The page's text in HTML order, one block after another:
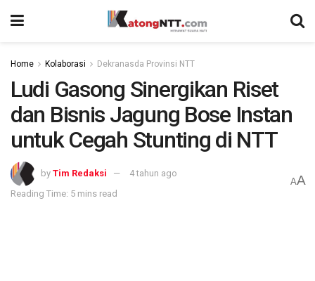
Home Kolaborasi Dekranasda Provinsi NTT
Ludi Gasong Sinergikan Riset
dan Bisnis Jagung Bose Instan
untuk Cegah Stunting di NTT
by Tim Redaksi
4 tahun ago
Reading Time: 5 mins read
AA